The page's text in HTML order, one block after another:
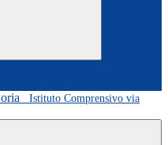
Istituto Comprensivo via